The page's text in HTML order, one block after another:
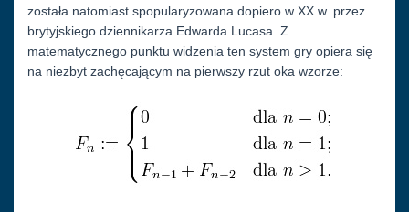
została natomiast spopularyzowana dopiero w XX w. przez
brytyjskiego dziennikarza Edwarda Lucasa. Z
matematycznego punktu widzenia ten system gry opiera się
na niezbyt zachęcającym na pierwszy rzut oka wzorze: